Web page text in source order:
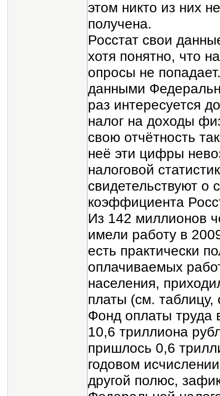
этом никто из них
получена.
Росстат свои
хотя понятно, что
опросы не
данными
раз интересуется
налог на доходы
свою отчётность
неё эти цифры
налоговой
свидетельствуют о
коэффициента
Из 142 миллионов
имели работу в
есть практически
оплачиваемых
населения,
платы (см. таблицу,
Фонд оплаты труда
10,6 триллиона
пришлось 0,6
годовом
другой полюс,